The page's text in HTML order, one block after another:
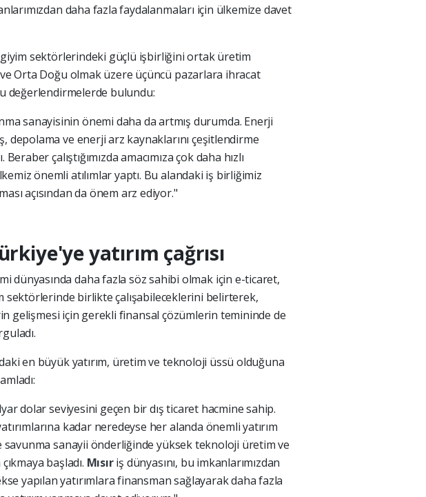
daha fazla faydalanmaları için ülkemize davet
giyim sektörlerindeki güçlü işbirliğini ortak üretim
Orta Doğu olmak üzere üçüncü pazarlara ihracat
değerlendirmelerde bulundu:
sanayisinin önemi daha da artmış durumda. Enerji
depolama ve enerji arz kaynaklarını çeşitlendirme
çalıştığımızda amacımıza çok daha hızlı
önemli atılımlar yaptı. Bu alandaki iş birliğimiz
açısından da önem arz ediyor."
yatırım çağrısı
dünyasında daha fazla söz sahibi olmak için e-ticaret,
sektörlerinde birlikte çalışabileceklerini belirterek,
gelişmesi için gerekli finansal çözümlerin temininde de
en büyük yatırım, üretim ve teknoloji üssü olduğuna
dolar seviyesini geçen bir dış ticaret hacmine sahip.
kadar neredeyse her alanda önemli yatırım
savunma sanayii önderliğinde yüksek teknoloji üretim ve
başladı. Mısıriş dünyasını, bu imkanlarımızdan
yapılan yatırımlara finansman sağlayarak daha fazla